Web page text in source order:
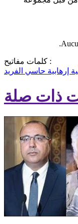
كلمات مفاتيح :
إرهابية حاسي الفريد
ذات صلة